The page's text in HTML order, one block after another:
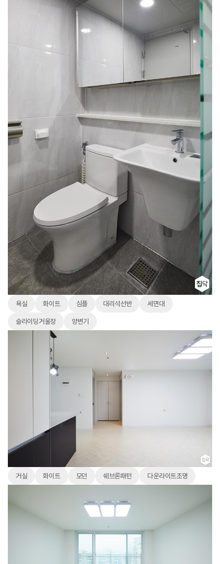
욕실 화이트 심플 대리석선반 세면대
슬라이딩거울장 양변기
거실 화이트 모던 쉐브론패턴 다운라이트조명